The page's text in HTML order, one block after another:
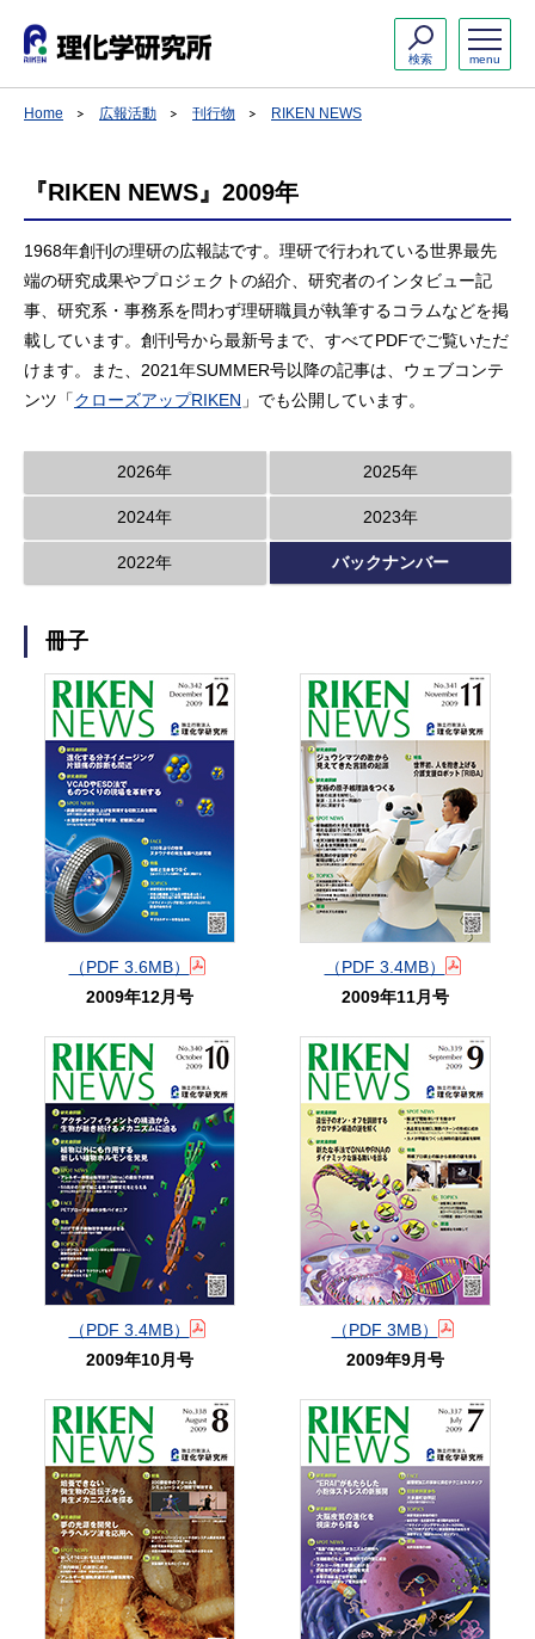
menu
検索
Home 広報活動 刊行物 RIKEN NEWS
『RIKEN NEWS』2009年
1968年創刊の理研の広報誌です。理研で行われている世界最先
端の研究成果やプロジェクトの紹介、研究者のインタビュー記
事、研究系・事務系を問わず理研職員が執筆するコラムなどを掲
載しています。創刊号から最新号まで、すべてPDFでご覧いただ
けます。また、2021年SUMMER号以降の記事は、ウェブコンテ
ンツ「クローズアップRIKEN 」でも公開しています。
2026年 2025年
2024年 2023年
2022年 バックナンバー
冊子
（PDF 3.6MB）
2009年12月号
（PDF 3.4MB）
2009年11月号
（PDF 3.4MB）
2009年10月号
（PDF 3MB）
2009年9月号